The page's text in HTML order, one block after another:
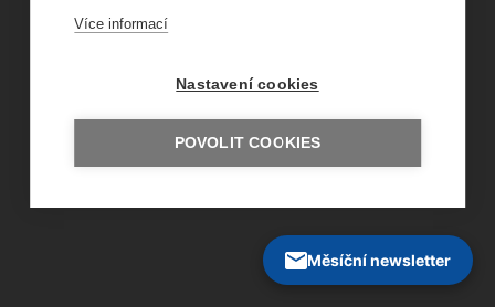
Měsíční newsletter
Více informací
Nastavení cookies
POVOLIT COOKIES